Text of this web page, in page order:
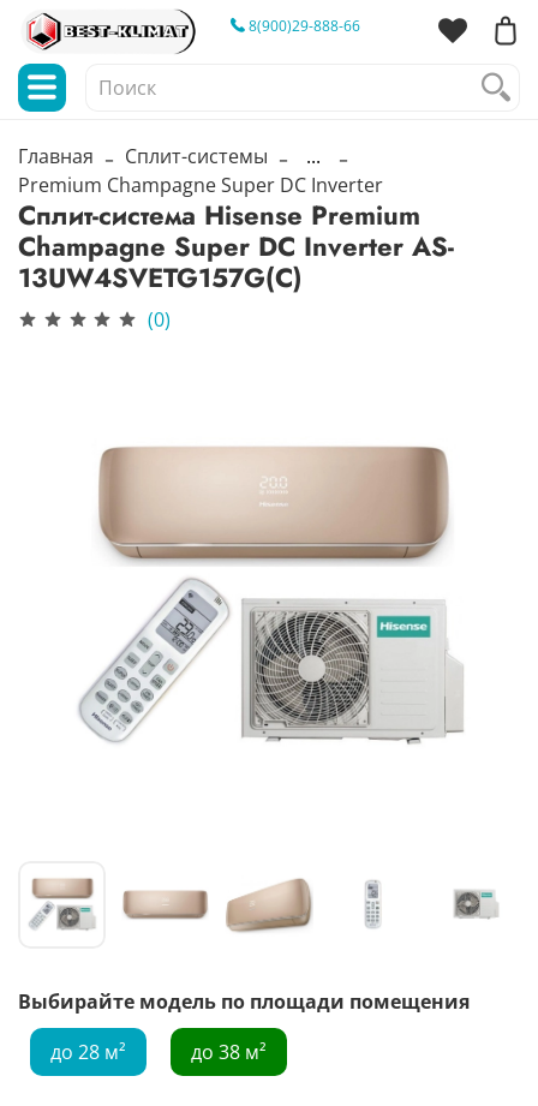
8(900)29-888-66
Главная Сплит-системы
...
Premium Champagne Super DC Inverter
Сплит-система Hisense Premium
Champagne Super DC Inverter AS-
13UW4SVETG157G(С)
(0)
Выбирайте модель по площади помещения
до 38 м²
до 28 м²